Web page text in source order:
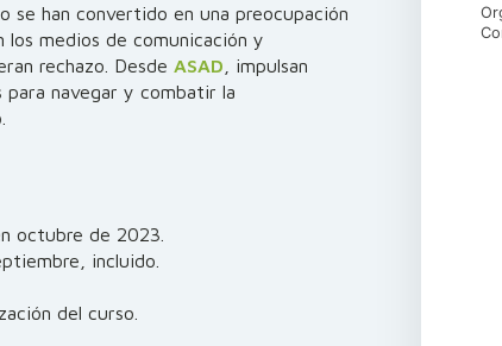
se han convertido en una preocupación
los medios de comunicación y
rechazo. Desde ASAD , impulsan
para navegar y combatir la
octubre de 2023.
incluido.
del curso.